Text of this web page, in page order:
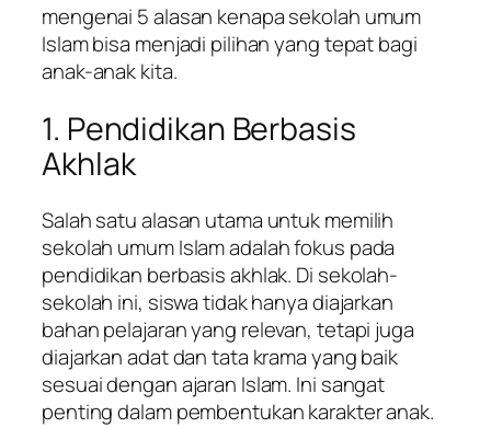
mengenai 5 alasan kenapa sekolah umum
Islam bisa menjadi pilihan yang tepat bagi
anak-anak kita.
1. Pendidikan Berbasis
Akhlak
Salah satu alasan utama untuk memilih
sekolah umum Islam adalah fokus pada
pendidikan berbasis akhlak. Di sekolah-
sekolah ini, siswa tidak hanya diajarkan
bahan pelajaran yang relevan, tetapi juga
diajarkan adat dan tata krama yang baik
sesuai dengan ajaran Islam. Ini sangat
penting dalam pembentukan karakter anak.